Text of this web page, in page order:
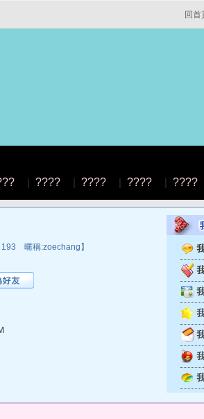
回首
| ???? | ???? | ???? | ????
暱稱:zoechang】